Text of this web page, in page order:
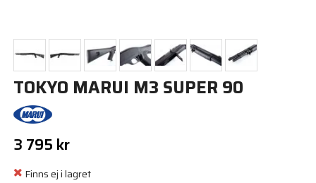
TOKYO MARUI M3 SUPER 90
3 795 kr
Finns ej i lagret